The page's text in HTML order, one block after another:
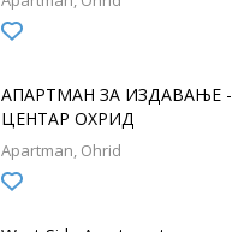
АПАРТМАН ЗА ИЗДАВАЊЕ -
ЦЕНТАР ОХРИД
Apartman Ohrid